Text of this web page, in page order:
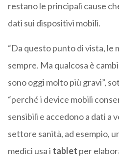
restano le principali cause
dati sui dispositivi mobili.
“Da questo punto di vista, le
sempre. Ma qualcosa è
sono oggi molto più gravi”,
“perché i device mobili
sensibili e accedono a dati a
settore sanità, ad esempio,
medici usa i tablet per